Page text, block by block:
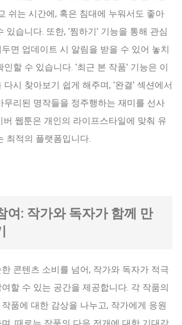
쉬는 시간에, 혹은 침대에 누워서도 좋아
있습니다. 또한, '찜하기' 기능을 통해 관심
면 업데이트 시 알림을 받을 수 있어 놓치
인할 수 있습니다. '최근 본 작품' 기능은 이
다시 찾아보기 쉽게 해주며, '완결' 섹션에서
무리된 명작들을 정주행하는 재미를 선사
버 웹툰은 개인의 라이프스타일에 맞춰 유
최적의 플랫폼입니다.
여: 작가와 독자가 함께 만
콘텐츠 소비를 넘어, 작가와 독자가 적극
할 수 있는 공간을 제공합니다. 각 작품의
품에 대한 감상을 나누고, 작가에게 응원